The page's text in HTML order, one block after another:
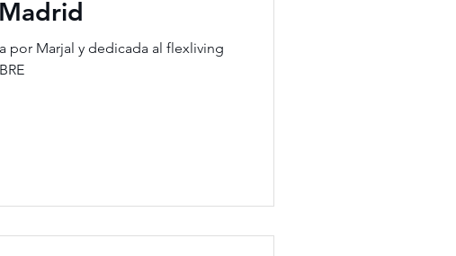
por Marjal y dedicada al flexliving